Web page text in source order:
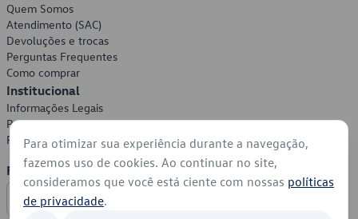
Quem Somos
Atendimento (SAC)
Devoluções e trocas
Perguntas Frequentes
Como comprar
Institucional
Informações Legais
Política de Privacidade
Política de Cookies
Formas de Pagamento
Para otimizar sua experiência durante a navegação,
fazemos uso de cookies. Ao continuar no site,
consideramos que você está ciente com nossas políticas
de privacidade.